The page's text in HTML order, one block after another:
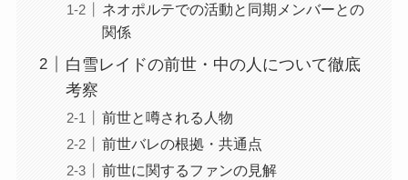
ネオポルテでの活動と同期メンバーとの
関係
白雪レイドの前世・中の人について徹底
考察
前世と噂される人物
前世バレの根拠・共通点
前世に関するファンの見解